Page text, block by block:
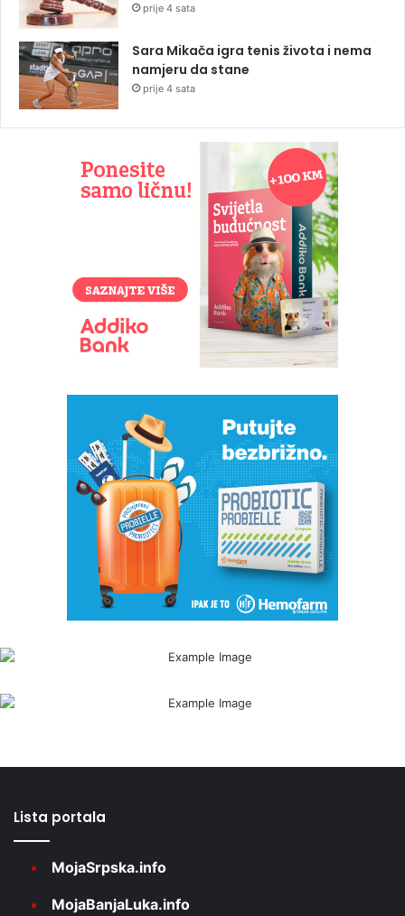
prije 4 sata
Sara Mikača igra tenis života i nema
namjeru da stane
prije 4 sata
Lista portala
MojaSrpska.info
MojaBanjaLuka.info